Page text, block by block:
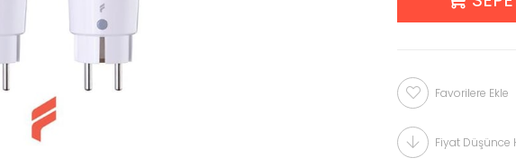
Favorilere Ekle
Fiyat Düşünce